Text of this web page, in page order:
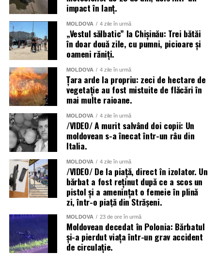
impact în lanț.
MOLDOVA 4 zile în urmă
„Vestul sălbatic” la Chișinău: Trei bătăi
în doar două zile, cu pumni, picioare și
oameni răniți.
MOLDOVA 4 zile în urmă
Țara arde la propriu: zeci de hectare de
vegetație au fost mistuite de flăcări în
mai multe raioane.
MOLDOVA 4 zile în urmă
/VIDEO/ A murit salvând doi copii: Un
moldovean s-a înecat într-un râu din
Italia.
MOLDOVA 4 zile în urmă
/VIDEO/ De la piață, direct în izolator. Un
bărbat a fost reținut după ce a scos un
pistol și a amenințat o femeie în plină
zi, într-o piață din Strășeni.
MOLDOVA 23 de ore în urmă
Moldovean decedat în Polonia: Bărbatul
și-a pierdut viața într-un grav accident
de circulație.